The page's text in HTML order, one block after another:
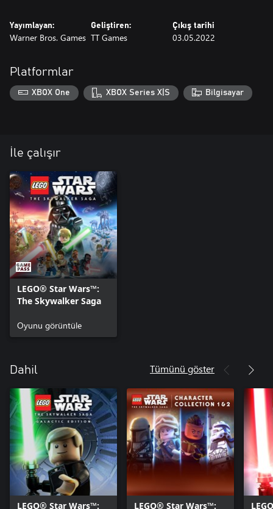
Yayımlayan:
Warner Bros. Games
Geliştiren:
TT Games
Çıkış tarihi
03.05.2022
Platformlar
XBOX One XBOX Series X|S Bilgisayar
İle çalışır
LEGO® Star Wars™:
The Skywalker Saga
Oyunu görüntüle
Dahil Tümünü göster
LEGO® Star Wars™: LEGO® Star Wars™: